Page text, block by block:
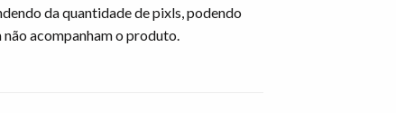
da quantidade de pixls, podendo
acompanham o produto.